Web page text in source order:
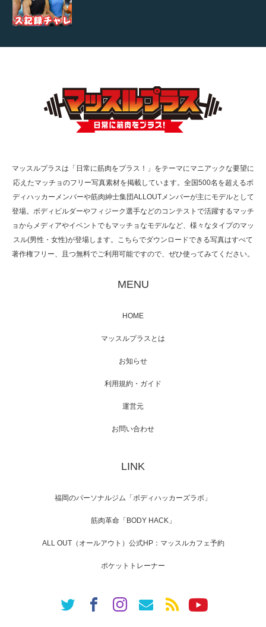
TOKYO FMラジオ番組「ONE MORNING」
で紹介さ…
た（6/8放送）
映画「メカバース」舞台挨拶へマッスルプラ
【TV】NHK BS「COOL JAPAN 」にてマッス
「ねとらぼ」さんに…
マッスルプラスは「日常に筋肉をプラス！」をテーマにマニアックな要望に
応えたマッチョのフリー写真素材を掲載しています。全国500名を超えるボ
ディハッカーメンバーや筋肉紳士集団ALLOUTメンバーが主にモデルとして
登場。ボディビルダーやフィジーク選手などのコンテストで活躍するマッチ
ョからメディアやイベントでもマッチョなモデルなど、様々なタイプのマッ
スル(男性・女性)が登場します。こちらでダウンロードできる写真はすべて
著作権フリー、且つ無料でご利用可能ですので、ぜひ使ってみてください。
MENU
HOME
マッスルプラスとは
お知らせ
利用規約・ガイド
運営元
お問い合わせ
LINK
福岡のパーソナルジム「ボディハッカーズラボ」
筋肉革命「BODY HACK」
ALL OUT（オールアウト）公式HP：マッスルカフェ予約
ポケットトレーナー